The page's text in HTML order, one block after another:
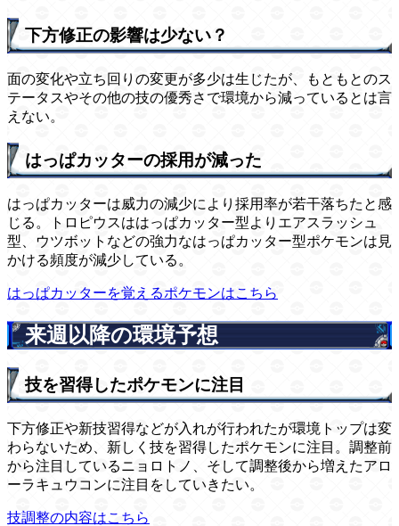
下方修正の影響は少ない？
面の変化や立ち回りの変更が多少は生じたが、もともとのス
テータスやその他の技の優秀さで環境から減っているとは言
えない。
はっぱカッターの採用が減った
はっぱカッターは威力の減少により採用率が若干落ちたと感
じる。トロピウスははっぱカッター型よりエアスラッシュ
型、ウツボットなどの強力なはっぱカッター型ポケモンは見
かける頻度が減少している。
はっぱカッターを覚えるポケモンはこちら
来週以降の環境予想
技を習得したポケモンに注目
下方修正や新技習得などが入れが行われたが環境トップは変
わらないため、新しく技を習得したポケモンに注目。調整前
から注目しているニョロトノ、そして調整後から増えたアロ
ーラキュウコンに注目をしていきたい。
技調整の内容はこちら